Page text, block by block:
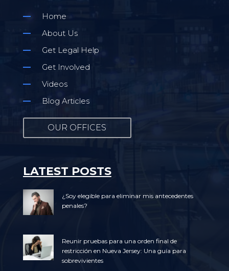
Home
About Us
Get Legal Help
Get Involved
Videos
Blog Articles
OUR OFFICES
LATEST POSTS
¿Soy elegible para eliminar mis antecedentes
penales?
Reunir pruebas para una orden final de
restricción en Nueva Jersey: Una guía para
sobrevivientes